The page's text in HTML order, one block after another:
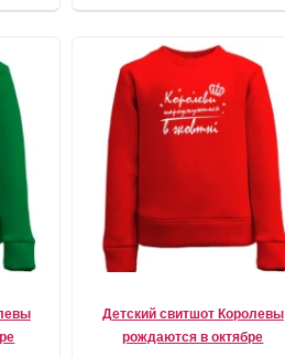
Детский свитшот Королевы
рождаются в октябре